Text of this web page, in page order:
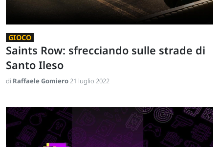
GIOCO
Saints Row: sfrecciando sulle strade di
Santo Ileso
di Raffaele Gomiero21 luglio 2022